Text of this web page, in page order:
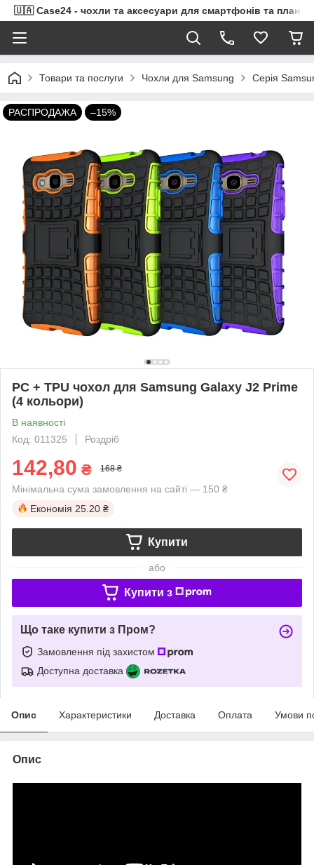
🇺🇦 Case24 - чохли та аксесуари для смартфонів та
Товари та послуги Чохли для Samsung Серія
РАСПРОДАЖА –15%
PC + TPU чохол для Samsung Galaxy J2 Prime
(4 кольори)
В наявності
Код: 011325
Роздріб
142,80 ₴ 168 ₴
Мінімальна сума замовлення на сайті — 150 ₴
Економія 25.20 ₴
Купити
або
Купити з
Що таке купити з Пром?
Замовлення під захистом
Доступна доставка
Опис Характеристики Доставка Оплата Умови
Опис